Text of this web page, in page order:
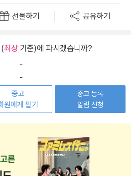
선물하기 공유하기
최상기준)에 파시겠습니까?
-
-
중고
원에게 팔기
중고 등록
알림 신청